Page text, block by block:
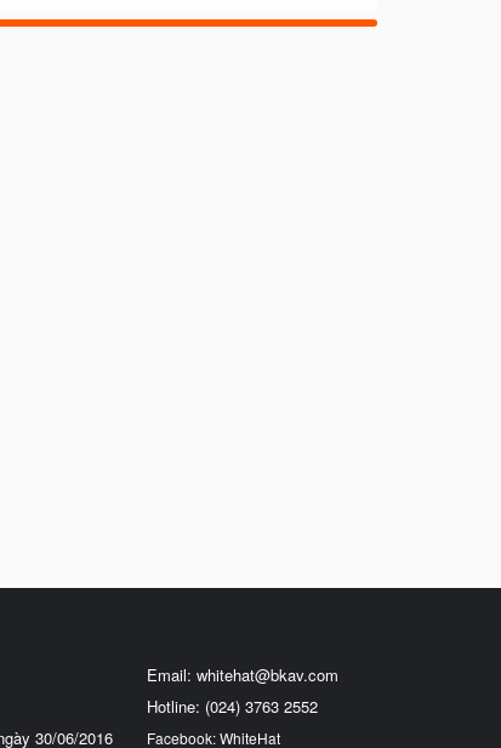
30/06/2016
Email: whitehat@bkav.com
Hotline: (024) 3763 2552
Facebook: WhiteHat